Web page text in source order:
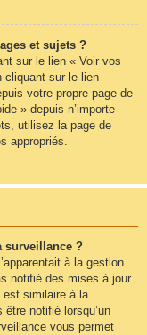
et sujets ?
sur le lien « Voir vos
cliquant sur le lien
votre propre page de
» depuis n’importe
utilisez la page de
appropriés.
surveillance ?
à la gestion
notifié des mises à jour.
est similaire à la
notifié lorsqu’un
vous permet